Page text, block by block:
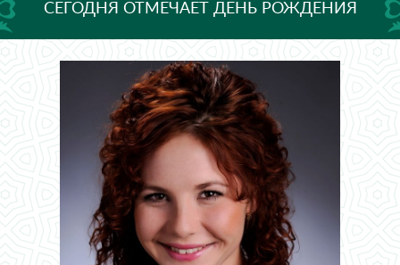
СЕГОДНЯ ОТМЕЧАЕТ ДЕНЬ РОЖДЕНИЯ
АРТИСТКА ЭЛИЗА ЯХИНА